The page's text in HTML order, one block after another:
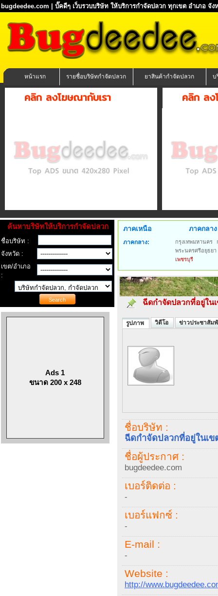
bugdeedee.com | บั๊คดีๆ เว็บรวบบริษัท ให้บริการกำจัดปลวก ทุกเขต อำเภอ จั
หน้าแรก รายชื่อบริษัทกำจัดปลวก ยาสินค้ากำจัดปลวก บ
คลิก ลงโฆษณากับเรา คลิก ลง
ค้นหาบริษัทให้บริการกำจัดปลวก
ชื่อบริษัท :
จังหวัด :
เขต/อำเภอ
:
Ads 1
ขนาด 200 x 248
ภาคเหนือ ภาคกลาง
ภาคกลาง: กรุงเทพมหานคร
พระนครศรีอยุธยา
เพชรบุรี
ฉีดกำจัดปลวกที่อยู่ใน
รูปภาพ วิดีโอ ข่าวประชาสัม
ชื่อบริษัท :
ฉีดกำจัดปลวกที่อยู่ในเข
ชื่อผู้ประกาศ :
bugdeedee.com
เบอร์ติดต่อ :
-
เบอร์แฟกซ์ :
-
E-mail :
-
Website :
http://